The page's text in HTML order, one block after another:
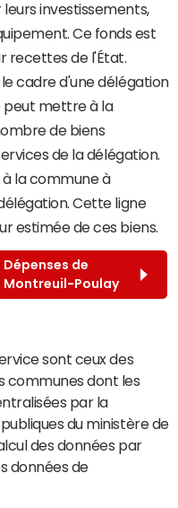
investissements,
Ce fonds est
recettes de l'État.
cadre d'une délégation
peut mettre à la
de biens
de la délégation.
la commune à
Cette ligne
estimée de ces biens.
Dépenses de
Montreuil-Poulay
sont ceux des
communes dont les
par la
du ministère de
des données par
données de